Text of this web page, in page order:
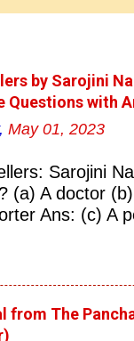
by Sarojini
Questions with
May 01, 2023
Sarojini
(a) A doctor
Ans: (c) A
(c) 8
Mumbai (c)
from The